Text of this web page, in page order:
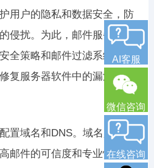
用户的隐私和数据安全，防
侵扰。为此，邮件服务器需
全策略和邮件过滤系统。另
复服务器软件中的漏洞，防
置域名和DNS。域名是邮件
邮件的可信度和专业性。通
AI客服
微信咨询
在线咨询